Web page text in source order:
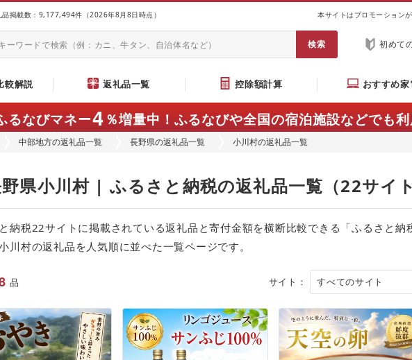
掲載数：9,177,494件（2026年8月8日時点） 本サイトはプロモーション
初めて
較解説 返礼品一覧 控除額計算 おすすめ家
るなびマネー4％増量中！ ふるなびや全国の宿泊施設などでも利
中部地方の返礼品一覧 長野県の返礼品一覧 小川村の返礼品一覧
県小川村 | ふるさと納税の返礼品一覧（22サイ
納税22サイトに掲載されている返礼品と寄付金額を横断比較できる「ふるさと納
川村の返礼品を人気順に並べた一覧ページです。
品 サイト：